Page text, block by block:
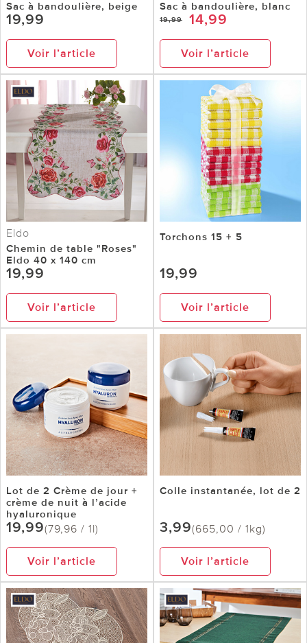
Sac à bandoulière, beige
19,99
Voir l’article
Sac à bandoulière, blanc
19,99 14,99
Voir l’article
Eldo
Chemin de table "Roses"
Eldo 40 x 140 cm
19,99
Voir l’article
Torchons 15 + 5
19,99
Voir l’article
Lot de 2 Crème de jour +
crème de nuit à l’acide
hyaluronique
19,99(79,96 / 1l)
Voir l’article
Colle instantanée, lot de 2
3,99(665,00 / 1kg)
Voir l’article